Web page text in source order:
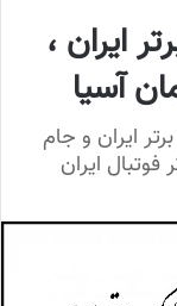
ایران ،
آسیا
ایران و جام
ایران